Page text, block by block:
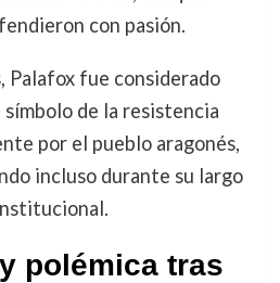
con pasión.
Palafox fue considerado
símbolo de la resistencia
por el pueblo aragonés,
incluso durante su largo
polémica tras